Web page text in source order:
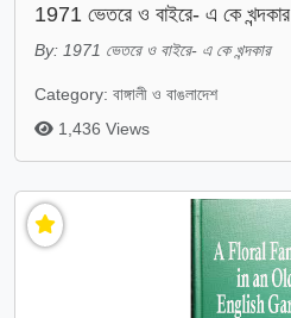
1971 ভেতরে ও বাইরে- এ কে খন্দকার
By: 1971 ভেতরে ও বাইরে- এ কে খন্দকার
Category: বাঙ্গালী ও বাঙলাদেশ
1,436 Views